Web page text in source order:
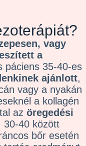
vagy
a
páciens 35-40-es
ajánlott,
vagy a nyakán
a kollagén
az öregedési
30-40 között
bőr esetén